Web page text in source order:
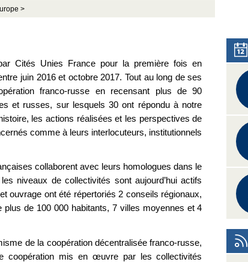
>
Cités Unies France pour la première fois en
juin 2016 et octobre 2017. Tout au long de ses
franco-russe en recensant plus de 90
et russes, sur lesquels 30 ont répondu à notre
les actions réalisées et les perspectives de
comme à leurs interlocuteurs, institutionnels
collaborent avec leurs homologues dans le
niveaux de collectivités sont aujourd’hui actifs
ouvrage ont été répertoriés 2 conseils régionaux,
de 100 000 habitants, 7 villes moyennes et 4
de la coopération décentralisée franco-russe,
coopération mis en œuvre par les collectivités